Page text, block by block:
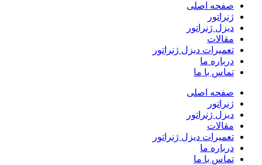
صفحه اصلی
ژنراتور
دیزل ژنراتور
مقالات
تعمیرات دیزل ژنراتور
درباره ما
تماس با ما
صفحه اصلی
ژنراتور
دیزل ژنراتور
مقالات
تعمیرات دیزل ژنراتور
درباره ما
تماس با ما